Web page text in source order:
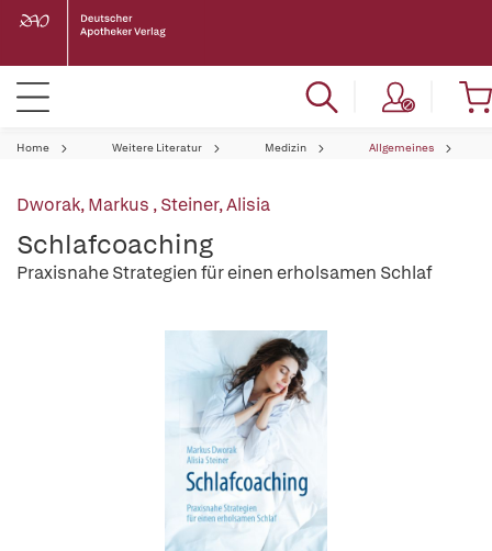
Home Weitere Literatur Medizin Allgemeines
Dworak, Markus ,Steiner, Alisia
Schlafcoaching
Praxisnahe Strategien für einen erholsamen Schlaf